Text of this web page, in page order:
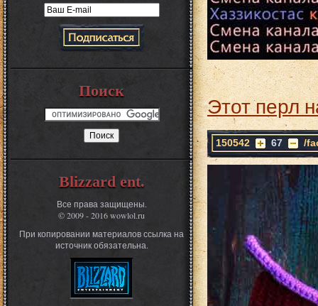
Поиск
Blizzard ent.
Все права защищены.
© 2009 - 2016 wowlol.ru
При копировании материалов ссылка на
источник обязательна.
Этот перл
150542 67 /